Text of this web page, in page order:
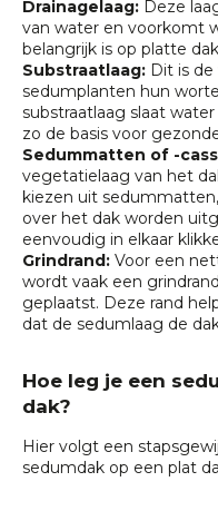
Drainagelaag: Deze
van water en voorkomt
belangrijk is op platte
Substraatlaag: Dit is
sedumplanten hun
substraatlaag slaat
zo de basis voor
Sedummatten of -
vegetatielaag van het
kiezen uit
over het dak worden
eenvoudig in elkaar
Grindrand: Voor een
wordt vaak een
geplaatst. Deze rand
dat de sedumlaag de
Hoe leg je een
dak?
Hier volgt een
sedumdak op een plat